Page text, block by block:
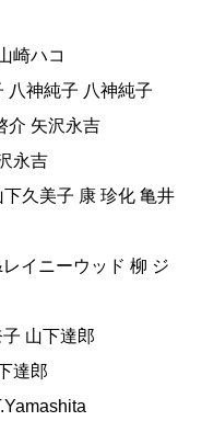
崎ハコ
八神純子 八神純子
介 矢沢永吉
永吉
久美子 康 珍化 亀井
イニーウッド 柳 ジ
山下達郎
達郎